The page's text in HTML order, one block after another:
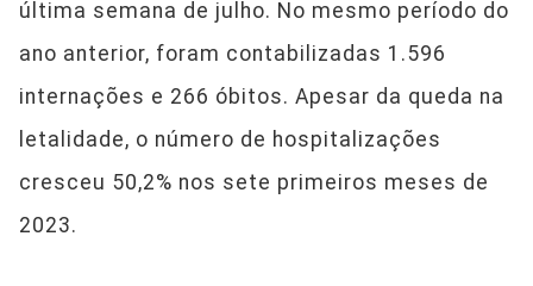
última semana de julho. No mesmo período do
ano anterior, foram contabilizadas 1.596
internações e 266 óbitos. Apesar da queda na
letalidade, o número de hospitalizações
cresceu 50,2% nos sete primeiros meses de
2023.